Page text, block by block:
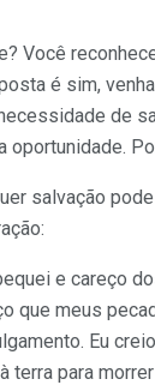
Você
é sim,
de
oportunidade.
salvação
e careço
que meus
Eu
terra para